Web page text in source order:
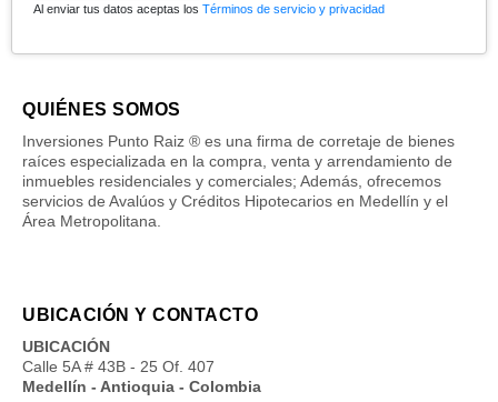
Al enviar tus datos aceptas los Términos de servicio y privacidad
QUIÉNES SOMOS
Inversiones Punto Raiz ® es una firma de corretaje de bienes
raíces especializada en la compra, venta y arrendamiento de
inmuebles residenciales y comerciales; Además, ofrecemos
servicios de Avalúos y Créditos Hipotecarios en Medellín y el
Área Metropolitana.
UBICACIÓN Y CONTACTO
UBICACIÓN
Calle 5A # 43B - 25 Of. 407
Medellín - Antioquia - Colombia